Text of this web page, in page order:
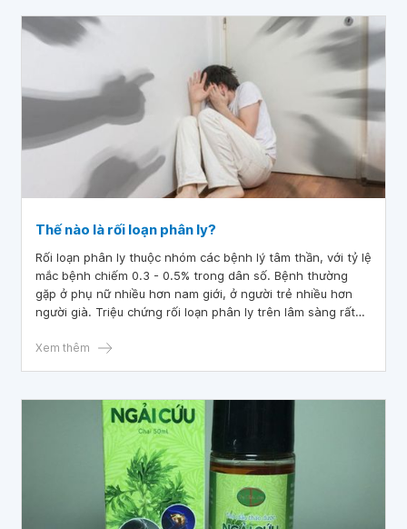
Thế nào là rối loạn phân ly?
Rối loạn phân ly thuộc nhóm các bệnh lý tâm thần, với tỷ lệ
mắc bệnh chiếm 0.3 - 0.5% trong dân số. Bệnh thường
gặp ở phụ nữ nhiều hơn nam giới, ở người trẻ nhiều hơn
người già. Triệu chứng rối loạn phân ly trên lâm sàng rất
vậy thường gây nhiều khó khăn trong chẩn đoán và điều
Xem thêm